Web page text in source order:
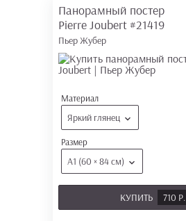
Панорамный постер
Pierre Joubert #21419
Пьер Жубер
Материал
Яркий глянец
Размер
А1 (60 × 84 см)
КУПИТЬ 710 Р.